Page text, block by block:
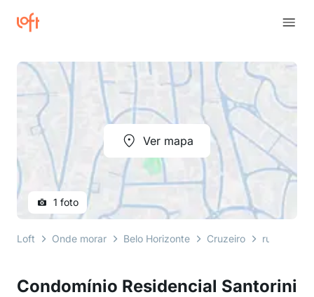
Condomínio Residencial Santorini
Ver mapa
1 foto
Loft Onde morar Belo Horizonte Cruzeiro rua outono